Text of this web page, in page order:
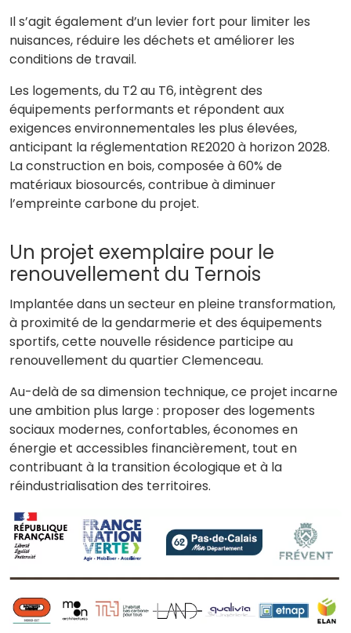
Il s’agit également d’un levier fort pour limiter les
nuisances, réduire les déchets et améliorer les
conditions de travail.
Les logements, du T2 au T6, intègrent des
équipements performants et répondent aux
exigences environnementales les plus élevées,
anticipant la réglementation RE2020 à horizon 2028.
La construction en bois, composée à 60% de
matériaux biosourcés, contribue à diminuer
l’empreinte carbone du projet.
Un projet exemplaire pour le
renouvellement du Ternois
Implantée dans un secteur en pleine transformation,
à proximité de la gendarmerie et des équipements
sportifs, cette nouvelle résidence participe au
renouvellement du quartier Clemenceau.
Au-delà de sa dimension technique, ce projet incarne
une ambition plus large : proposer des logements
sociaux modernes, confortables, économes en
énergie et accessibles financièrement, tout en
contribuant à la transition écologique et à la
réindustrialisation des territoires.